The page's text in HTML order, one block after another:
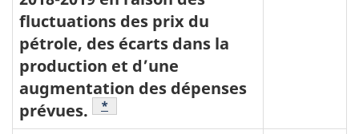
fluctuations des prix du
pétrole, des écarts dans la
production et d’une
augmentation des dépenses
prévues.
Note du tableau
*